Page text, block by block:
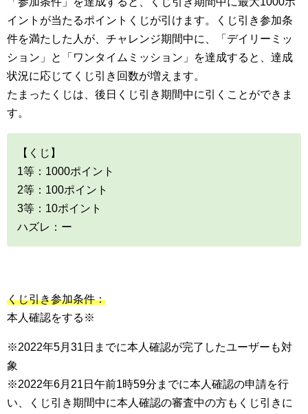
イントが当たるポイントくじが引けます。くじ引き参加条
件を満たした人が、チャレンジ期間中に、「デイリーミッ
ション」と「ワンタイムミッション」を達成すると、達成
状況に応じてくじ引き回数が増えます。
たまったくじは、後日くじ引き期間中に引くことができま
す。
【くじ】
1等：1000ポイント
2等：100ポイント
3等：10ポイント
ハズレ：ー
くじ引き参加条件：
本人確認をする※
※2022年5月31日までに本人確認が完了したユーザーも対
象
※2022年6月21日午前1時59分までに本人確認の申請を行
い、くじ引き期間中に本人確認の審査中の方もくじ引きに